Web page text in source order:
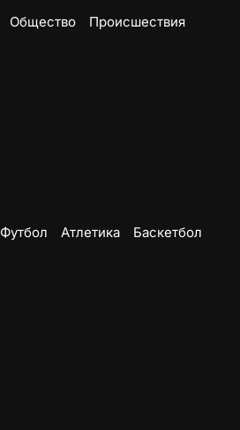
Общество
Происшествия
Футбол Атлетика
Баскетбол